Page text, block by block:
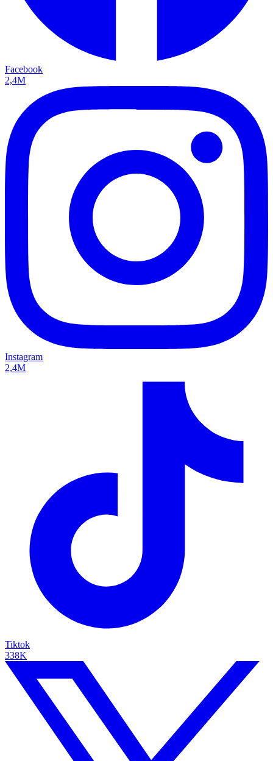
Facebook
2,4M
Instagram
2,4M
Tiktok
338K